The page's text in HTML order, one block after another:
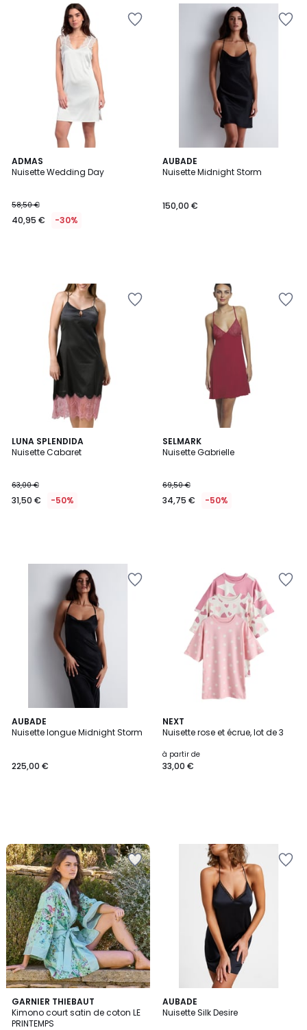
ADMAS
Nuisette Wedding Day
58,50 €
40,95 € -30%
AUBADE
Nuisette Midnight Storm
150,00 €
LUNA SPLENDIDA
Nuisette Cabaret
63,00 €
31,50 € -50%
SELMARK
Nuisette Gabrielle
69,50 €
34,75 € -50%
AUBADE
Nuisette longue Midnight Storm
225,00 €
NEXT
Nuisette rose et écrue, lot de 3
à partir de
33,00 €
GARNIER THIEBAUT
Kimono court satin de coton LE
PRINTEMPS
AUBADE
Nuisette Silk Desire